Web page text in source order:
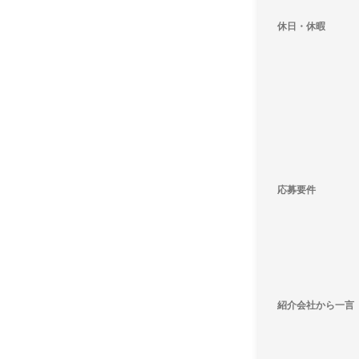
休日・休暇
応募要件
紹介会社から一言